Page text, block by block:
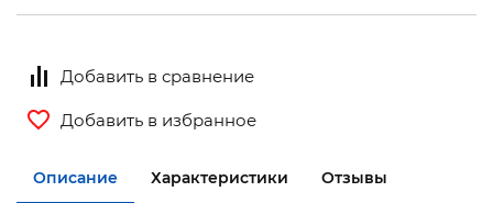
Добавить в сравнение
Добавить в избранное
Описание Характеристики Отзывы